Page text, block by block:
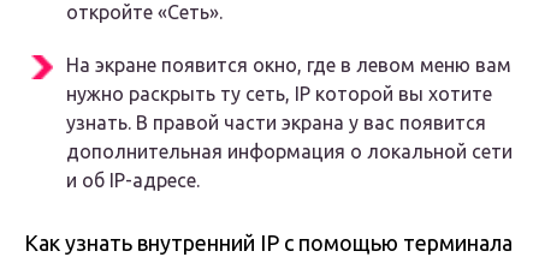
откройте «Сеть».
На экране появится окно, где в левом меню вам
нужно раскрыть ту сеть, IP которой вы хотите
узнать. В правой части экрана у вас появится
дополнительная информация о локальной сети
и об IP-адресе.
Как узнать внутренний IP с помощью терминала